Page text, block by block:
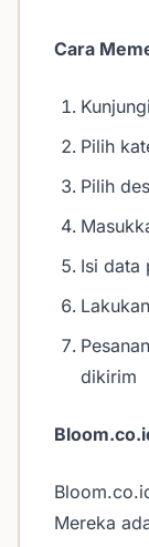
Cara
Pilih
Pilih
Isi data
dikirim
Mereka